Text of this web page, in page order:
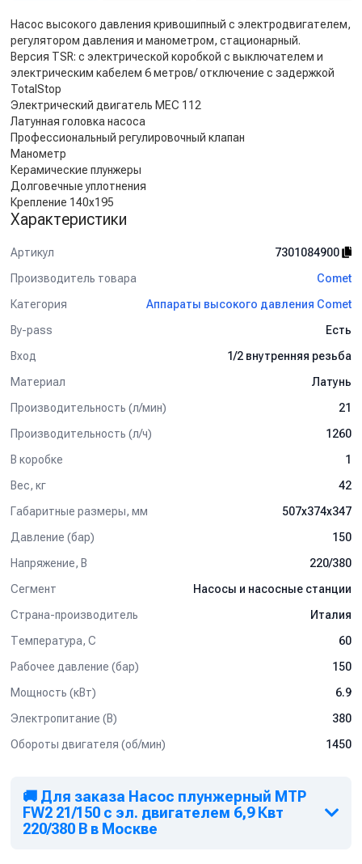
Насос высокого давления кривошипный с электродвигателем,
регулятором давления и манометром, стационарный.
Версия TSR: с электрической коробкой с выключателем и
электрическим кабелем 6 метров/ отключение с задержкой
TotalStop
Электрический двигатель MEC 112
Латунная головка насоса
Профессиональный регулировочный клапан
Манометр
Керамические плунжеры
Долговечные уплотнения
Крепление 140x195
Характеристики
Артикул
7301084900
Производитель товара
Comet
Категория
Аппараты высокого давления Comet
By-pass
Есть
Вход
1/2 внутренняя резьба
Материал
Латунь
Производительность (л/мин)
21
Производительность (л/ч)
1260
В коробке
1
Вес, кг
42
Габаритные размеры, мм
507x374x347
Давление (бар)
150
Напряжение, В
220/380
Сегмент
Насосы и насосные станции
Страна-производитель
Италия
Температура, C
60
Рабочее давление (бар)
150
Мощность (кВт)
6.9
Электропитание (В)
380
Обороты двигателя (об/мин)
1450
🚚 Для заказа Насос плунжерный MTP
FW2 21/150 с эл. двигателем 6,9 Квт
220/380 В в Москве